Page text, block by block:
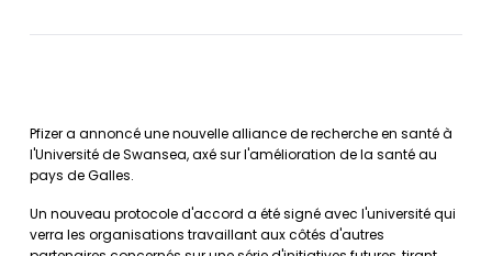
Pfizer a annoncé une nouvelle alliance de recherche en santé à
l'Université de Swansea, axé sur l'amélioration de la santé au
pays de Galles.
Un nouveau protocole d'accord a été signé avec l'université qui
verra les organisations travaillant aux côtés d'autres